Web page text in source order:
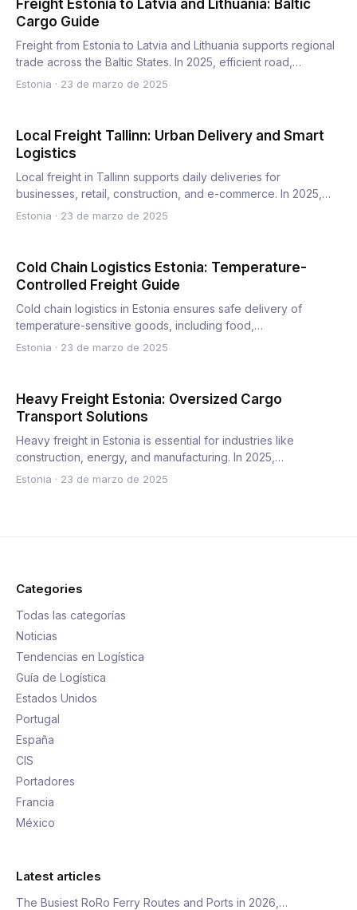
Freight Estonia to Latvia and Lithuania: Baltic
Cargo Guide
Freight from Estonia to Latvia and Lithuania supports regional
trade across the Baltic States. In 2025, efficient road,…
Estonia · 23 de marzo de 2025
Local Freight Tallinn: Urban Delivery and Smart
Logistics
Local freight in Tallinn supports daily deliveries for
businesses, retail, construction, and e-commerce. In 2025,
urban…
Estonia · 23 de marzo de 2025
Cold Chain Logistics Estonia: Temperature-
Controlled Freight Guide
Cold chain logistics in Estonia ensures safe delivery of
temperature-sensitive goods, including food,
pharmaceuticals, a…
Estonia · 23 de marzo de 2025
Heavy Freight Estonia: Oversized Cargo
Transport Solutions
Heavy freight in Estonia is essential for industries like
construction, energy, and manufacturing. In 2025,
transporting…
Estonia · 23 de marzo de 2025
Categories
Todas las categorías
Noticias
Tendencias en Logística
Guía de Logística
Estados Unidos
Portugal
España
CIS
Portadores
Francia
México
Latest articles
The Busiest RoRo Ferry Routes and Ports in 2026,…